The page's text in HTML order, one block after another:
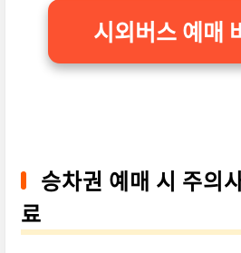
시외버스 예매
승차권 예매 시 주의
료